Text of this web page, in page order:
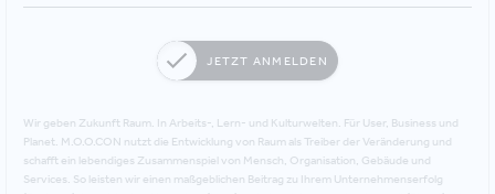
JETZT ANMELDEN
Wir geben Zukunft Raum. In Arbeits-, Lern- und Kulturwelten. Für User, Business und
Planet. M.O.O.CON nutzt die Entwicklung von Raum als Treiber der Veränderung und
schafft ein lebendiges Zusammenspiel von Mensch, Organisation, Gebäude und
Services. So leisten wir einen maßgeblichen Beitrag zu Ihrem Unternehmenserfolg